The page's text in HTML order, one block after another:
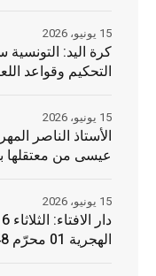
كرة اليد:
التحكيم وقواعد
15 يونيو، 2026
الأستاذ الناصر
عيسى من معتقلها
15 يونيو، 2026
الهجرية 01 محرّم 1448هـ.
15 يونيو، 2026